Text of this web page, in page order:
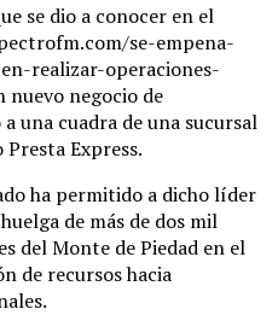
se dio a conocer en el
se-empena-
realizar-operaciones-
nuevo negocio de
una cuadra de una sucursal
Express.
ha permitido a dicho líder
de más de dos mil
del Monte de Piedad en el
de recursos hacia